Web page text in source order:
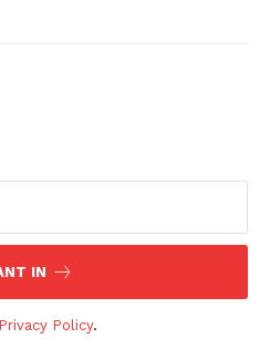
IN
Privacy Policy.